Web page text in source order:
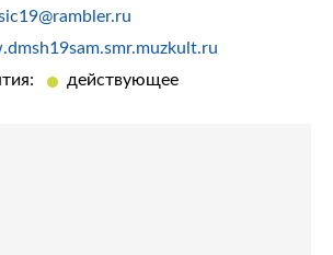
действующее